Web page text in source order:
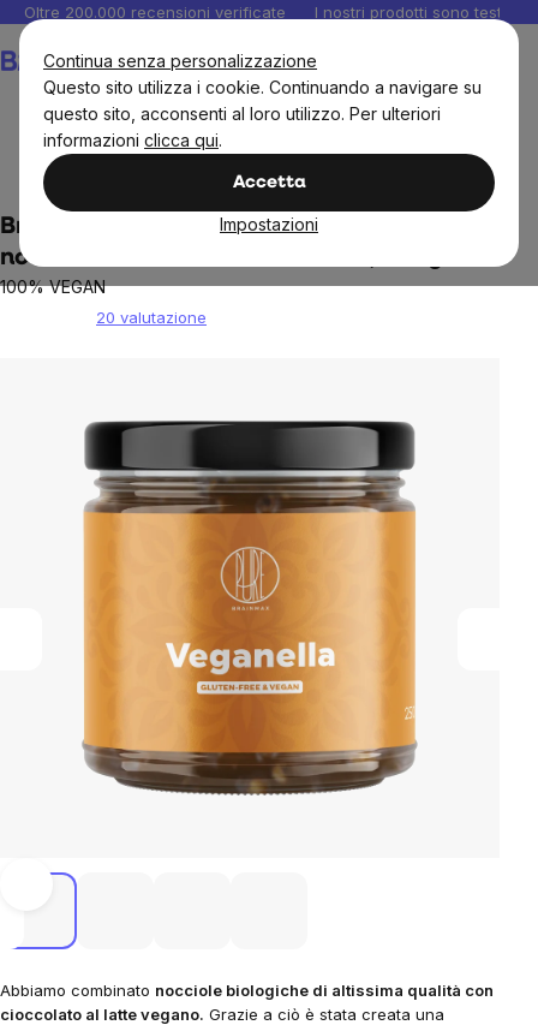
Continua senza personalizzazione
Questo sito utilizza i cookie. Continuando a navigare su
questo sito, acconsenti al loro utilizzo. Per ulteriori
informazioni clicca qui.
Accetta
Impostazioni
Salta
contenuto
Oltre 200.000 recensioni verificate I nostri prodotti sono testati
Burro di noci Burro di noci
BrainMax Pure® Veganella, Crema di
nocciole con cioccolato al latte, 250 g
100% VEGAN
20 valutazione
Abbiamo combinato nocciole biologiche di altissima qualità con
cioccolato al latte vegano. Grazie a ciò è stata creata una